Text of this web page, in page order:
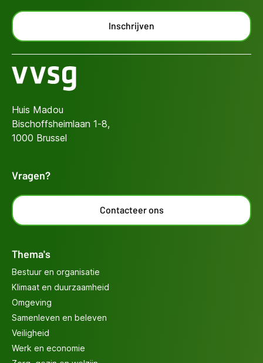
Inschrijven
Huis Madou
Bischoffsheimlaan 1-8,
1000 Brussel
Vragen?
Contacteer ons
Thema's
Bestuur en organisatie
Klimaat en duurzaamheid
Omgeving
Samenleven en beleven
Veiligheid
Werk en economie